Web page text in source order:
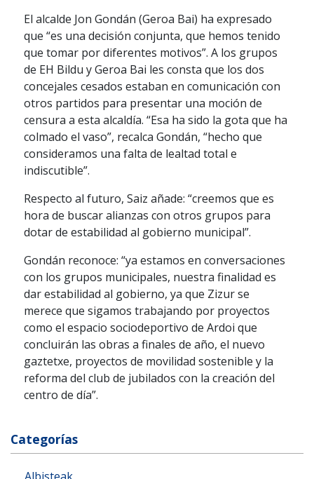
El alcalde Jon Gondán (Geroa Bai) ha expresado
que “es una decisión conjunta, que hemos tenido
que tomar por diferentes motivos”. A los grupos
de EH Bildu y Geroa Bai les consta que los dos
concejales cesados estaban en comunicación con
otros partidos para presentar una moción de
censura a esta alcaldía. “Esa ha sido la gota que ha
colmado el vaso”, recalca Gondán, “hecho que
consideramos una falta de lealtad total e
indiscutible”.
Respecto al futuro, Saiz añade: “creemos que es
hora de buscar alianzas con otros grupos para
dotar de estabilidad al gobierno municipal”.
Gondán reconoce: “ya estamos en conversaciones
con los grupos municipales, nuestra finalidad es
dar estabilidad al gobierno, ya que Zizur se
merece que sigamos trabajando por proyectos
como el espacio sociodeportivo de Ardoi que
concluirán las obras a finales de año, el nuevo
gaztetxe, proyectos de movilidad sostenible y la
reforma del club de jubilados con la creación del
centro de día”.
Categorías